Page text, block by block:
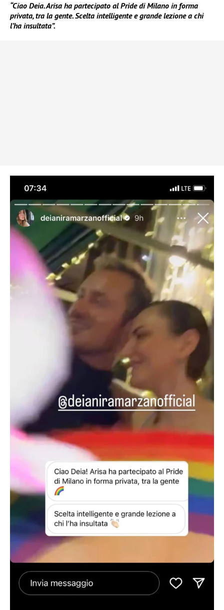
“Ciao Deia. Arisa ha partecipato al Pride di Milano in forma
privata, tra la gente. Scelta intelligente e grande lezione a chi
l’ha insultata”.